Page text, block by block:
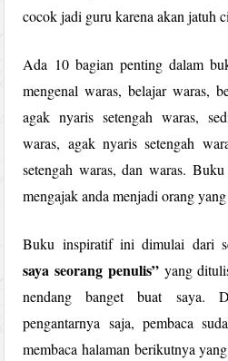
cocok jadi guru karena akan jatuh
Ada 10 bagian penting dalam
mengenal waras, belajar waras,
agak nyaris setengah waras,
waras, agak nyaris setengah
setengah waras, dan waras.
mengajak anda menjadi orang
Buku inspiratif ini dimulai dari
saya seorang penulis”yang
nendang banget buat saya.
pengantarnya saja, pembaca
membaca halaman berikutnya